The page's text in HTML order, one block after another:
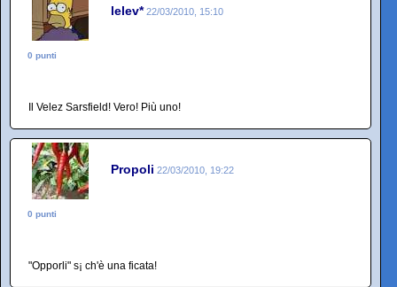
lelev* 22/03/2010, 15:10
0 punti
Il Velez Sarsfield! Vero! Più uno!
Propoli 22/03/2010, 19:22
0 punti
"Opporli" s¡ ch'è una ficata!